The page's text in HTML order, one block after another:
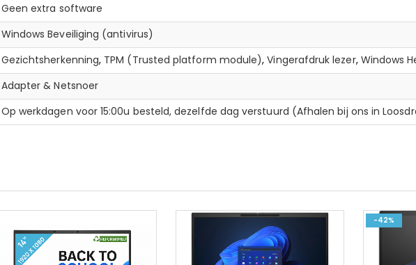
Geen extra software
Windows Beveiliging (antivirus)
Gezichtsherkenning, TPM (Trusted platform module),Vingerafdruk lezer, Windows
Adapter & Netsnoer
Op werkdagen voor 15:00u besteld, dezelfde dag verstuurd (Afhalen bij ons in
-42%